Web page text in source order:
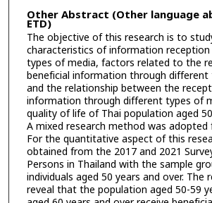
Other Abstract (Other language
ETD)
The objective of this research is to
characteristics of information
types of media, factors related to the
beneficial information through different
and the relationship between the
information through different types of
quality of life of Thai population aged
A mixed research method was adopted
For the quantitative aspect of this
obtained from the 2017 and 2021
Persons in Thailand with the sample
individuals aged 50 years and over. The
reveal that the population aged 50-59